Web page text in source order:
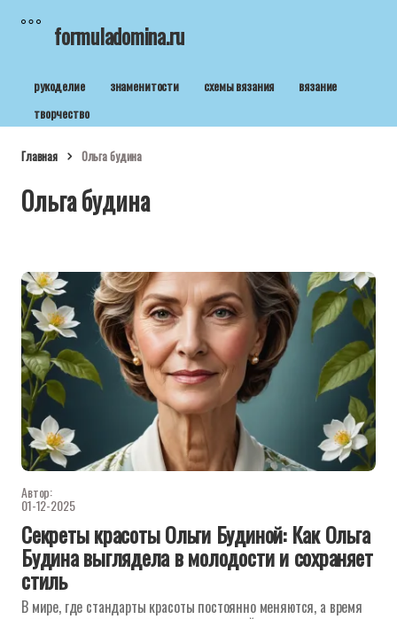
formuladomina.ru
рукоделие знаменитости схемы вязания
вязание
творчество
Главная Ольга будина
Ольга будина
Автор:
01-12-2025
Секреты красоты Ольги Будиной: Как Ольга
Будина выглядела в молодости и сохраняет
стиль
В мире, где стандарты красоты постоянно меняются, а время